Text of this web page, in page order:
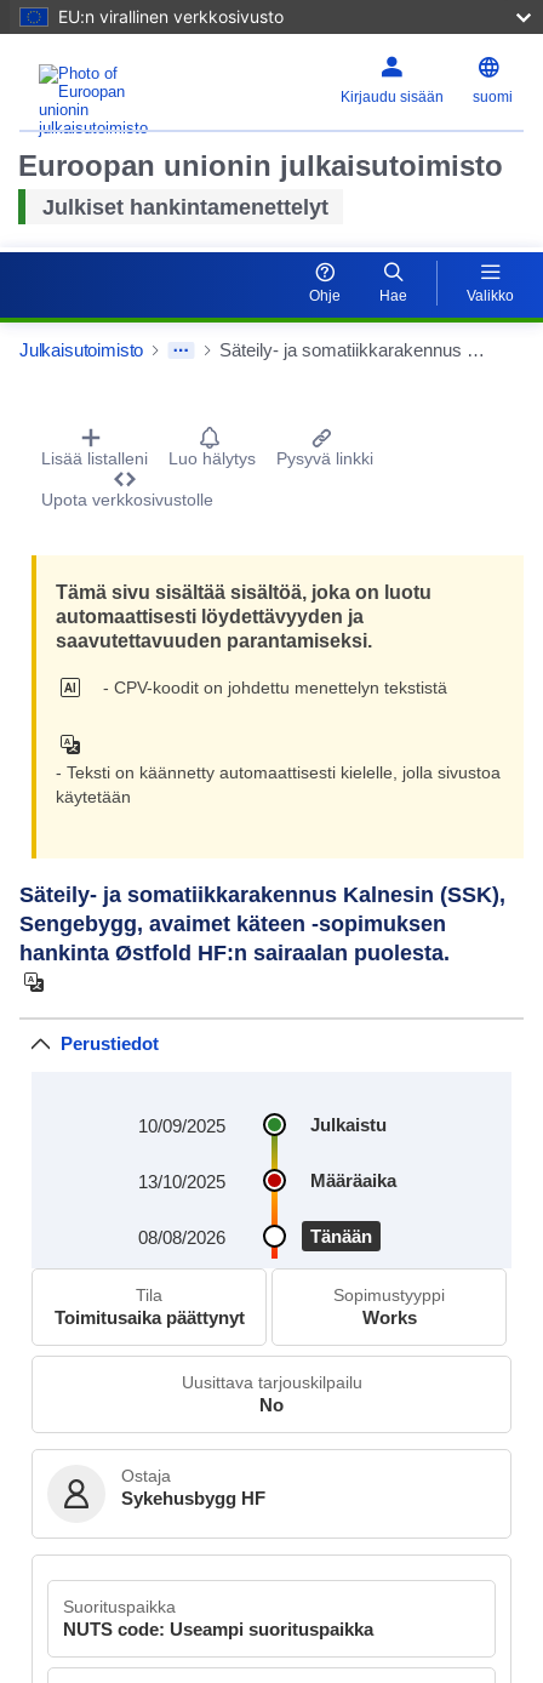
EU:n virallinen verkkosivusto
Kirjaudu sisään suomi
Euroopan unionin julkaisutoimisto
Julkiset hankintamenettelyt
Ohje Hae Valikko
Julkaisutoimisto Säteily- ja somatiikkarakennus Kalnesin (SSK), Sengebygg, avaimet käteen -sopimuksen hankinta Østfold HF:n sairaalan puolesta.
Procurement Detail Actions Portlet
Lisää listalleni Luo hälytys Pysyvä linkki
Upota verkkosivustolle
Tämä sivu sisältää sisältöä, joka on luotu
automaattisesti löydettävyyden ja
saavutettavuuden parantamiseksi.
- CPV-koodit on johdettu menettelyn tekstistä
- Teksti on käännetty automaattisesti kielelle, jolla sivustoa
käytetään
Säteily- ja somatiikkarakennus Kalnesin (SSK),
Sengebygg, avaimet käteen -sopimuksen
hankinta Østfold HF:n sairaalan puolesta.
Perustiedot
Julkaistu
10/09/2025
Määräaika
13/10/2025
Tänään
08/08/2026
Tila
Toimitusaika päättynyt
Sopimustyyppi
Works
Uusittava tarjouskilpailu
No
Ostaja
Sykehusbygg HF
Suorituspaikka
NUTS code: Useampi suorituspaikka